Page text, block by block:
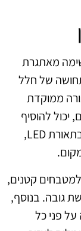
מאתגרת
של חלל
ממוקדת
יכול להוסיף
לאפקט הזה. כדאי לשקול גם את השימוש בתאורת LED,
קטנים,
גובה. בנוסף,
פני כל